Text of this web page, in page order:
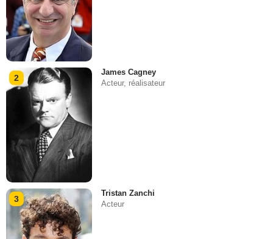
2
James Cagney
Acteur, réalisateur
3
Tristan Zanchi
Acteur